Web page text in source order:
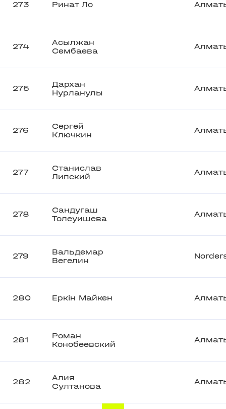
273 Ринат Ло
274
Асылжан
Сембаева
275
Дархан
Нурланулы
276
Сергей
Ключкин
277
Станислав
Липский
278
Сандугаш
Толеуишева
279
Вальдемар
Вегелин
280 Еркiн Майкен
281
Роман
Конобеевский
282
Алия
Султанова